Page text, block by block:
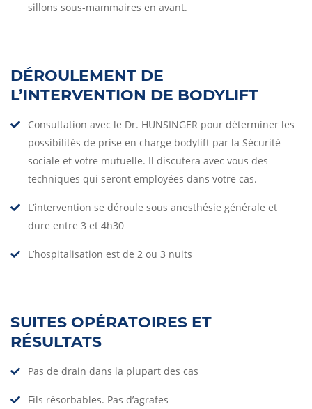
sillons sous-mammaires en avant.
DÉROULEMENT DE
L’INTERVENTION DE BODYLIFT
Consultation avec le Dr. HUNSINGER pour déterminer les
possibilités de prise en charge bodylift par la Sécurité
sociale et votre mutuelle. Il discutera avec vous des
techniques qui seront employées dans votre cas.
L’intervention se déroule sous anesthésie générale et
dure entre 3 et 4h30
L’hospitalisation est de 2 ou 3 nuits
SUITES OPÉRATOIRES ET
RÉSULTATS
Pas de drain dans la plupart des cas
Fils résorbables. Pas d’agrafes